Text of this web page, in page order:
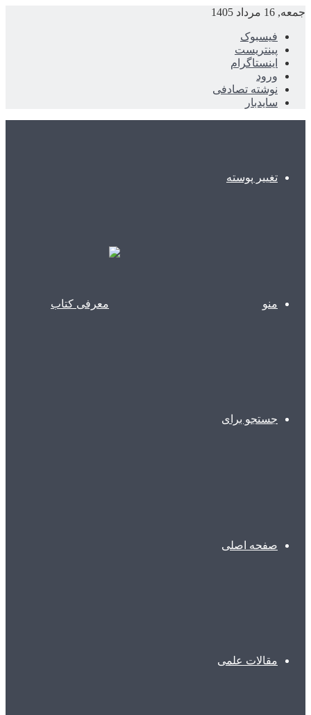
جمعه, 16 مرداد 1405
فیسبوک
پینتریست
اینستاگرام
ورود
نوشته تصادفی
سایدبار
تغییر پوسته
منو
جستجو برای
صفحه اصلی
مقالات علمی